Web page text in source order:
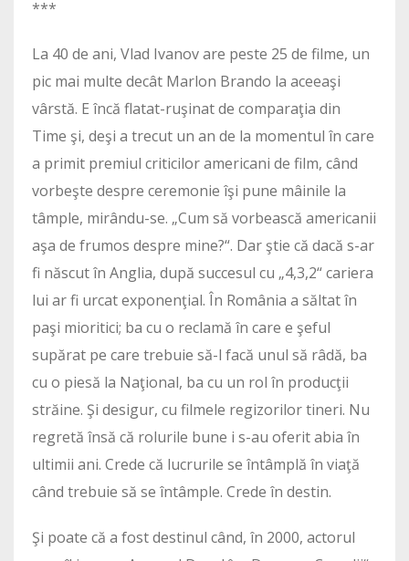
***
La 40 de ani, Vlad Ivanov are peste 25 de filme, un
pic mai multe decât Marlon Brando la aceeaşi
vârstă. E încă flatat-ruşinat de comparaţia din
Time şi, deşi a trecut un an de la momentul în care
a primit premiul criticilor americani de film, când
vorbeşte despre ceremonie îşi pune mâinile la
tâmple, mirându-se. „Cum să vorbească americanii
aşa de frumos despre mine?“. Dar ştie că dacă s-ar
fi născut în Anglia, după succesul cu „4,3,2“ cariera
lui ar fi urcat exponenţial. În România a săltat în
paşi mioritici; ba cu o reclamă în care e şeful
supărat pe care trebuie să-l facă unul să râdă, ba
cu o piesă la Naţional, ba cu un rol în producţii
străine. Şi desigur, cu filmele regizorilor tineri. Nu
regretă însă că rolurile bune i s-au oferit abia în
ultimii ani. Crede că lucrurile se întâmplă în viaţă
când trebuie să se întâmple. Crede în destin.
Şi poate că a fost destinul când, în 2000, actorul